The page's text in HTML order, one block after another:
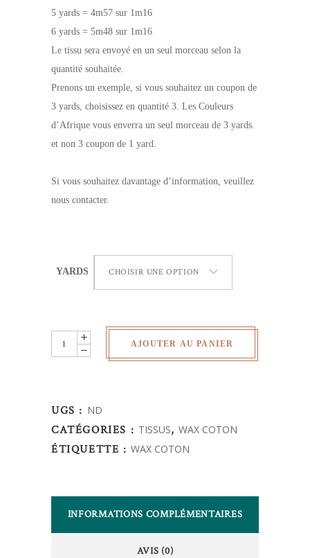
5 yards = 4m57 sur 1m16
6 yards = 5m48 sur 1m16
Le tissu sera envoyé en un seul morceau selon la
quantité souhaitée.
Prenons un exemple, si vous souhaitez un coupon de
3 yards, choisissez en quantité 3. Les Couleurs
d’Afrique vous enverra un seul morceau de 3 yards.
et non 3 coupon de 1 yard.
Si vous souhaitez davantage d’information, veuillez
nous contacter.
YARDS CHOISIR UNE OPTION
Wax
Africain
AJOUTER AU PANIER
UGS : ND
CATÉGORIES : TISSUS,WAX COTON
ÉTIQUETTE :WAX COTON
INFORMATIONS COMPLÉMENTAIRES
AVIS (0)